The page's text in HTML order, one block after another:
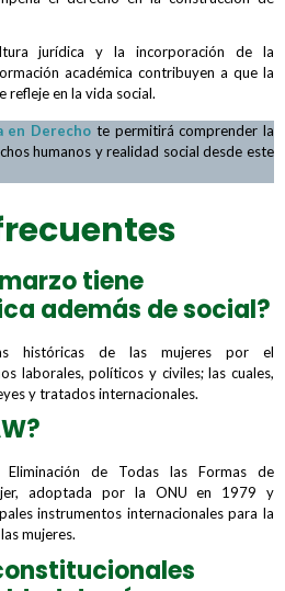
jurídica y la incorporación de la
académica contribuyen a que la
refleje en la vida social.
en Derecho te permitirá comprender la
humanos y realidad social desde este
tiene
además de social?
históricas de las mujeres por el
laborales, políticos y civiles; las cuales,
y tratados internacionales.
de Todas las Formas de
adoptada por la ONU en 1979 y
instrumentos internacionales para la
mujeres.